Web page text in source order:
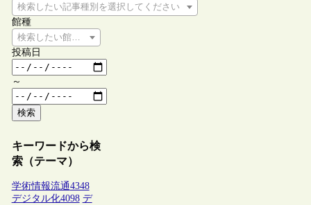
検索したい記事種別を選択してください
館種
検索したい館種を選択してください
投稿日
～
検索
キーワードから検
索（テーマ）
学術情報流通4348
デジタル化4098 デ